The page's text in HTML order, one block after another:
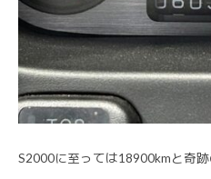
S2000に至っては18900kmと奇跡